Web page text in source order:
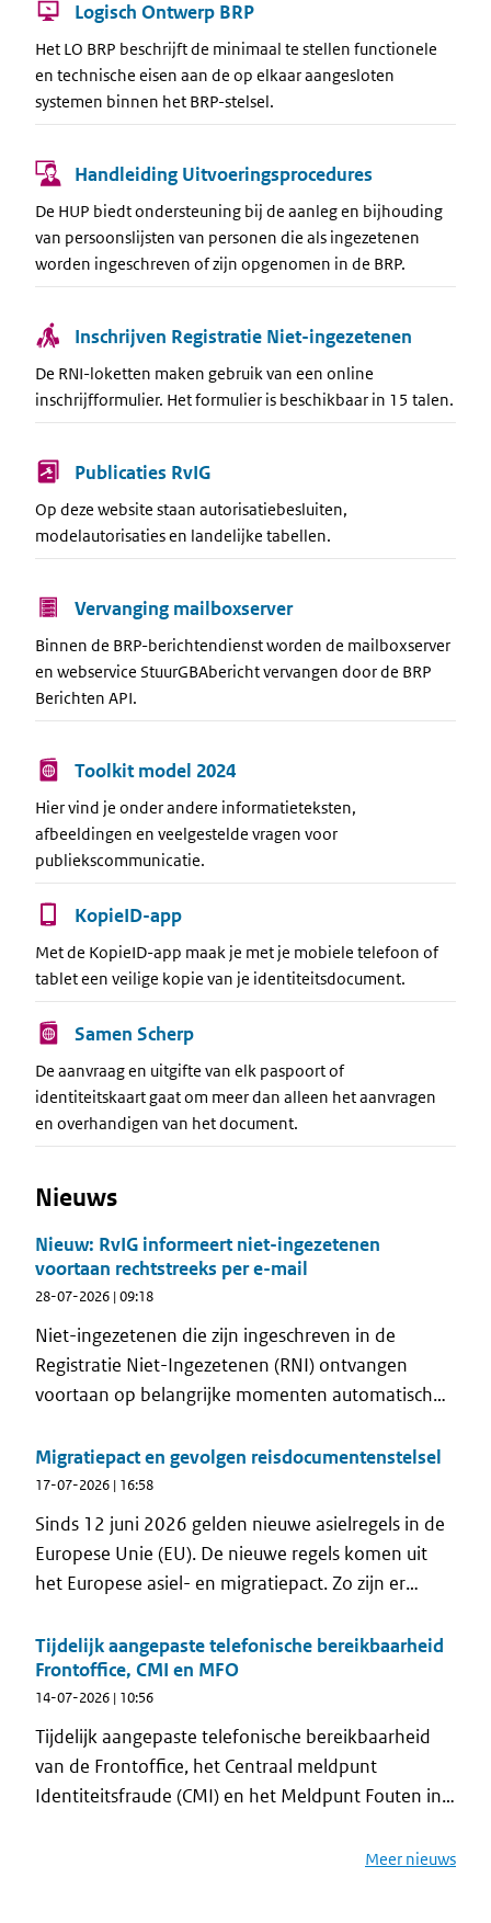
Logisch Ontwerp BRP
Het LO BRP beschrijft de minimaal te stellen functionele
en technische eisen aan de op elkaar aangesloten
systemen binnen het BRP-stelsel.
Handleiding Uitvoeringsprocedures
De HUP biedt ondersteuning bij de aanleg en bijhouding
van persoonslijsten van personen die als ingezetenen
worden ingeschreven of zijn opgenomen in de BRP.
Inschrijven Registratie Niet-ingezetenen
De RNI-loketten maken gebruik van een online
inschrijfformulier. Het formulier is beschikbaar in 15 talen.
Publicaties RvIG
Op deze website staan autorisatiebesluiten,
modelautorisaties en landelijke tabellen.
Vervanging mailboxserver
Binnen de BRP-berichtendienst worden de mailboxserver
en webservice StuurGBAbericht vervangen door de BRP
Berichten API.
Toolkit model 2024
Hier vind je onder andere informatieteksten,
afbeeldingen en veelgestelde vragen voor
publiekscommunicatie.
KopieID-app
Met de KopieID-app maak je met je mobiele telefoon of
tablet een veilige kopie van je identiteitsdocument.
Samen Scherp
De aanvraag en uitgifte van elk paspoort of
identiteitskaart gaat om meer dan alleen het aanvragen
en overhandigen van het document.
Nieuws
Nieuw: RvIG informeert niet-ingezetenen
voortaan rechtstreeks per e-mail
28-07-2026 | 09:18
Niet-ingezetenen die zijn ingeschreven in de
Registratie Niet-Ingezetenen (RNI) ontvangen
voortaan op belangrijke momenten automatisch
Identiteitsgegevens (RvIG). Met deze nieuwe e-
mailservice komt RvIG voor het eerst rechtstreeks
in contact met niet-ingezetenen. Zo ontvangen zij
op het juiste moment informatie die past bij hun
situatie.
Migratiepact en gevolgen reisdocumentenstelsel
17-07-2026 | 16:58
Sinds 12 juni 2026 gelden nieuwe asielregels in de
Europese Unie (EU). De nieuwe regels komen uit
het Europese asiel- en migratiepact. Zo zijn er
asielprocedures en beperkingen voor asielzoekers
om door te reizen naar andere EU-landen om daar
asiel aan te vragen. In de Vreemdelingenwet 2000
worden met het Migratiepact drie nieuwe
verblijfstitels geïntroduceerd die die gevolgen
hebben voor het reisdocumentenstelsel .
Tijdelijk aangepaste telefonische bereikbaarheid
Frontoffice, CMI en MFO
14-07-2026 | 10:56
Tijdelijk aangepaste telefonische bereikbaarheid
van de Frontoffice, het Centraal meldpunt
Identiteitsfraude (CMI) en het Meldpunt Fouten in
Meer nieuws